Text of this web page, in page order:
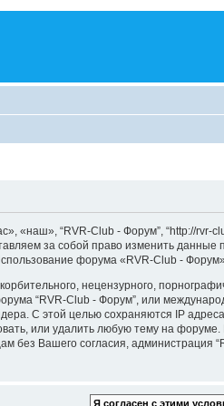
«наш», “RVR-Club - Форум”, “http://
за собой право изменить
форума «RVR-Club -
нецензурного,
“RVR-Club - Форум”, или
С этой целью сохраняются IP
или удалить любую тему на
Вашего согласия, администрация